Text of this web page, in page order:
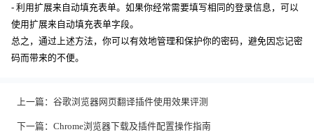
- 利用扩展来自动填充表单。如果你经常需要填写相同的登录信息，可以
使用扩展来自动填充表单字段。
总之，通过上述方法，你可以有效地管理和保护你的密码，避免因忘记密
码而带来的不便。
上一篇： 谷歌浏览器网页翻译插件使用效果评测
下一篇： Chrome浏览器下载及插件配置操作指南